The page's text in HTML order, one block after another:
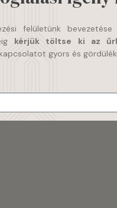
felületünk
kérjük töltse ki az
gyors és